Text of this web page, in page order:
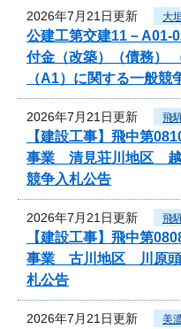
2026年7月21日更新 大
公建工第交建11－
付金（改築）（債務）
（A1）に関する一般競
2026年7月21日更新 飛
【建設工事】飛中第
事業 清見荘川地区 越
競争入札公告
2026年7月21日更新 飛
【建設工事】飛中第
事業 古川地区 川原頭
札公告
2026年7月21日更新 美